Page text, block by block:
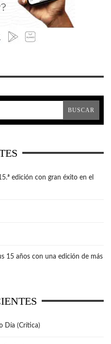
edición con gran éxito en el
15 años con una edición de más
Día (Crítica)